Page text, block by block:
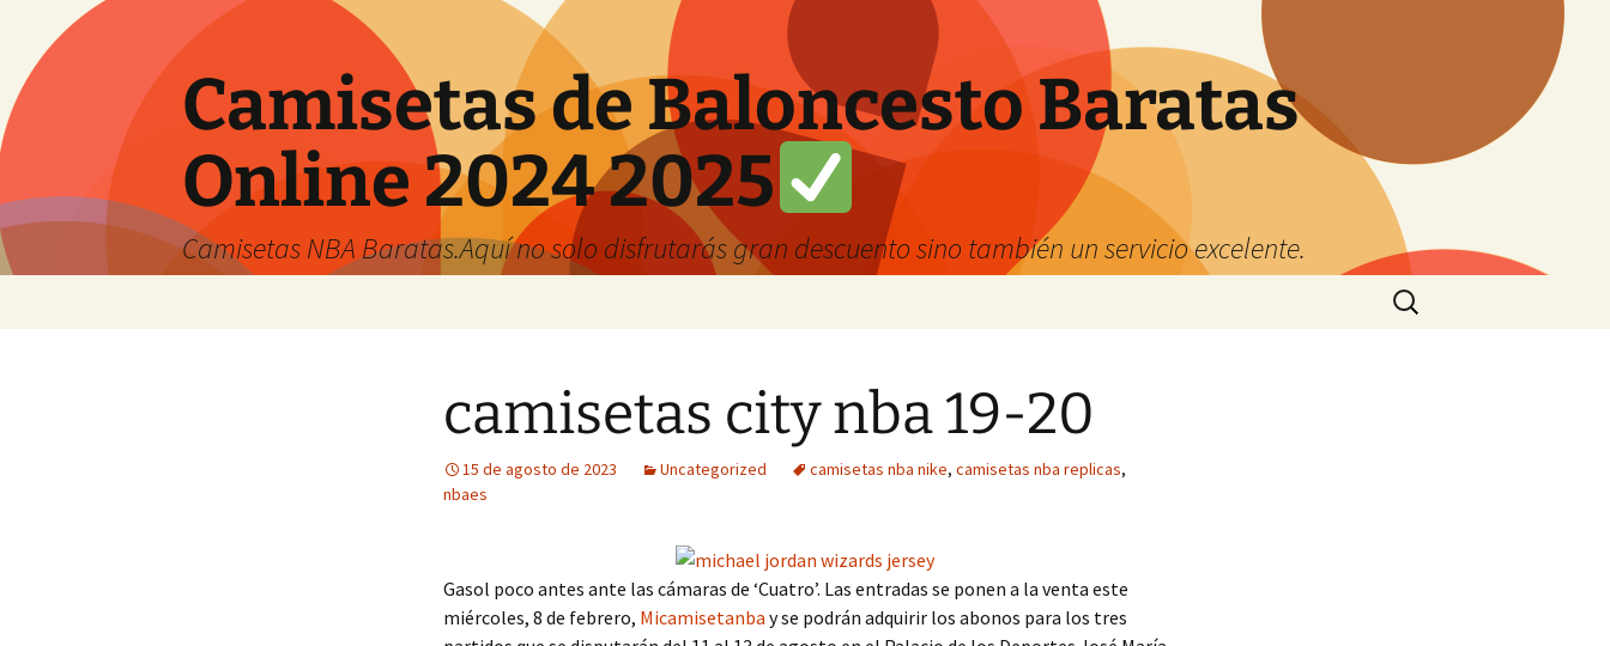
Camisetas de Baloncesto Baratas
Online 2024 2025
Camisetas NBA Baratas.Aquí no solo disfrutarás gran descuento sino también un servicio excelente.
Buscar:
camisetas city nba 19-20
15 de agosto de 2023 Uncategorized camisetas nba nike, camisetas nba replicas,
nbaes
Gasol poco antes ante las cámaras de ‘Cuatro’. Las entradas se ponen a la venta este
miércoles, 8 de febrero, Micamisetanba y se podrán adquirir los abonos para los tres